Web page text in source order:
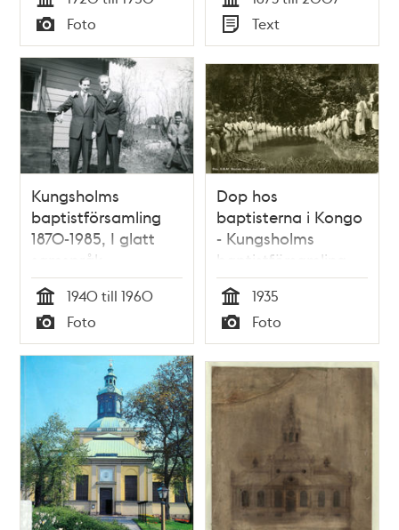
Tid
Typ
Foto Tid
Typ
Text
Kungsholms
baptistförsamling
1870-1985, I glatt
samspråk
Tid
1940 till 1960
Typ
Foto
Dop hos
baptisterna i Kongo
- Kungsholms
baptistförsamling
1935
Tid
1935
Typ
Foto